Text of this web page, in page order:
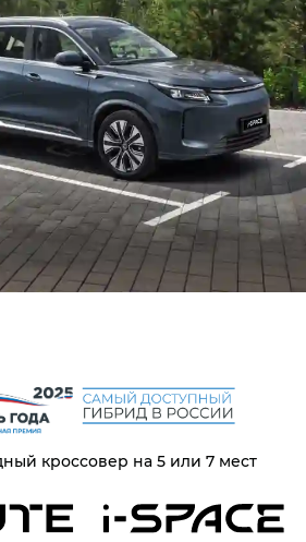
кроссовер на 5 или 7 мест